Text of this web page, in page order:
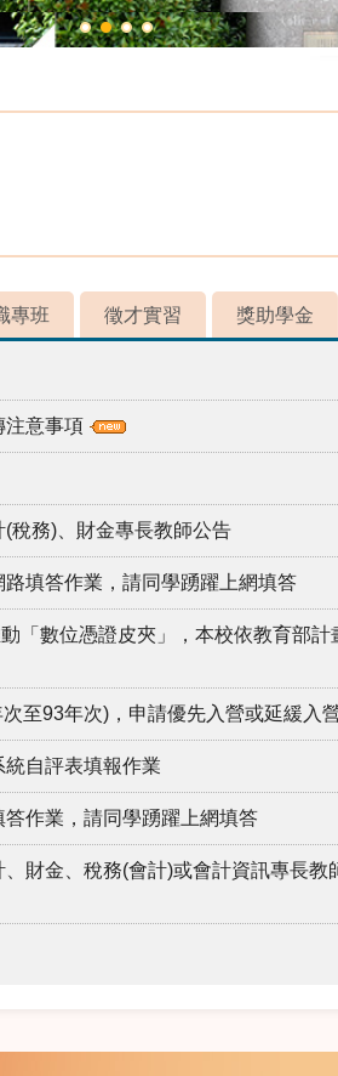
專班 徵才實習 獎助學金
注意事項
稅務)、財金專長教師公告
路填答作業，請同學踴躍上網填答
「數位憑證皮夾」，本校依教育部
至93年次)，申請優先入營或延緩入
統自評表填報作業
答作業，請同學踴躍上網填答
財金、稅務(會計)或會計資訊專長教